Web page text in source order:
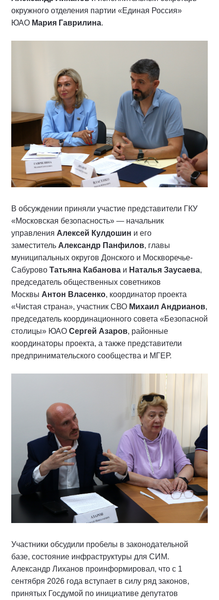
окружного отделения партии «Единая Россия»
ЮАО Мария Гаврилина.
В обсуждении приняли участие представители ГКУ
«Московская безопасность» — начальник
управления Алексей Кулдошин и его
заместитель Александр Панфилов, главы
муниципальных округов Донского и Москворечье-
Сабурово Татьяна Кабанова и Наталья Заусаева,
председатель общественных советников
Москвы Антон Власенко, координатор проекта
«Чистая страна», участник СВО Михаил Андрианов,
председатель координационного совета «Безопасной
столицы» ЮАО Сергей Азаров, районные
координаторы проекта, а также представители
предпринимательского сообщества и МГЕР.
Участники обсудили пробелы в законодательной
базе, состояние инфраструктуры для СИМ.
Александр Лиханов проинформировал, что с 1
сентября 2026 года вступает в силу ряд законов,
принятых Госдумой по инициативе депутатов